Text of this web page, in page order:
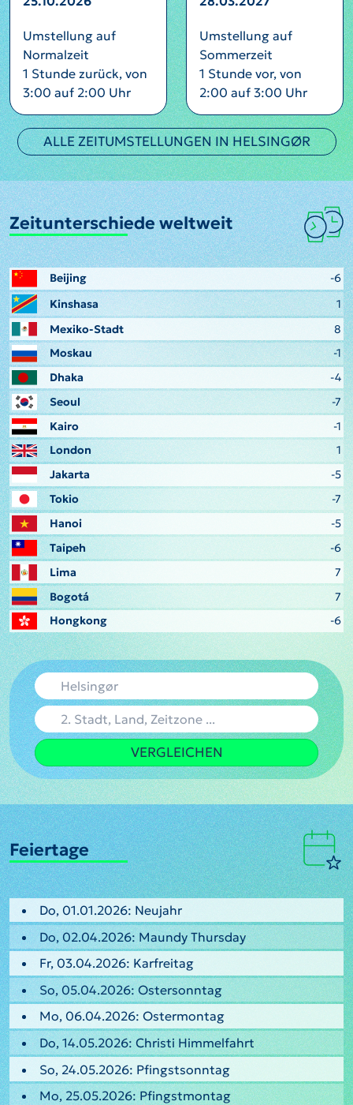
Umstellung auf
Normalzeit
1 Stunde zurück, von
3:00 auf 2:00 Uhr
Umstellung auf
Sommerzeit
1 Stunde vor, von
2:00 auf 3:00 Uhr
ALLE ZEITUMSTELLUNGEN IN HELSINGØR
Zeitunterschiede weltweit
Beijing
-6
Kinshasa
1
Mexiko-Stadt
8
Moskau
-1
Dhaka
-4
Seoul
-7
Kairo
-1
London
1
Jakarta
-5
Tokio
-7
Hanoi
-5
Taipeh
-6
Lima
7
Bogotá
7
Hongkong
-6
VERGLEICHEN
Feiertage
Do, 01.01.2026: Neujahr
Do, 02.04.2026: Maundy Thursday
Fr, 03.04.2026: Karfreitag
So, 05.04.2026: Ostersonntag
Mo, 06.04.2026: Ostermontag
Do, 14.05.2026: Christi Himmelfahrt
So, 24.05.2026: Pfingstsonntag
Mo, 25.05.2026: Pfingstmontag